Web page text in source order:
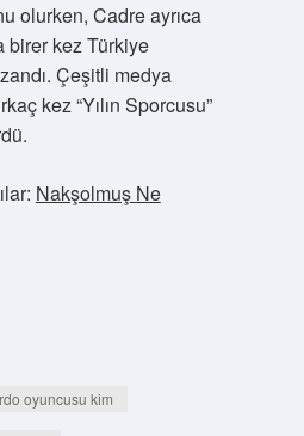
olurken, Cadre ayrıca
birer kez Türkiye
Çeşitli medya
kez “Yılın Sporcusu”
Nakşolmuş Ne
oyuncusu kim